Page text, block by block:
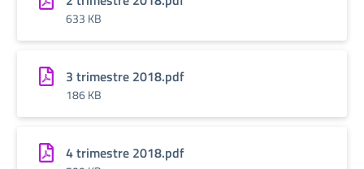
633 KB
3 trimestre 2018.pdf
186 KB
4 trimestre 2018.pdf